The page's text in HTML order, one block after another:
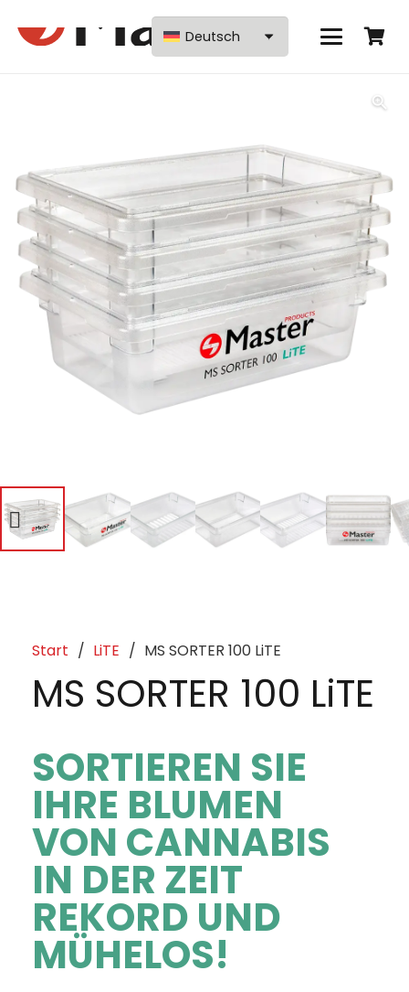
Deutsch
Start / LiTE / MS SORTER 100 LiTE
MS SORTER 100 LiTE
SORTIEREN SIE
IHRE BLUMEN
VON CANNABIS
IN DER ZEIT
REKORD UND
MÜHELOS!